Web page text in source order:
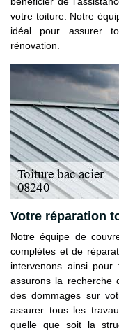
votre toiture. Notre
idéal pour assurer
rénovation.
Votre réparation
Notre équipe de
complètes et de
intervenons ainsi
assurons la recherche
des dommages sur
assurer tous les
quelle que soit la